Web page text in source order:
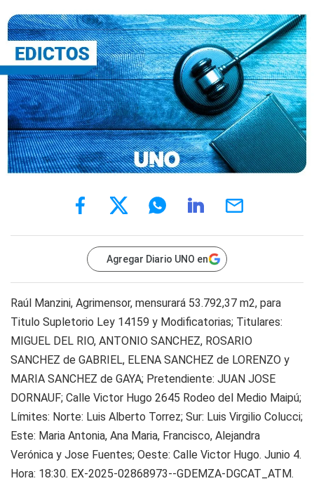
Agregar Diario UNO en
Raúl Manzini, Agrimensor, mensurará 53.792,37 m2, para
Titulo Supletorio Ley 14159 y Modificatorias; Titulares:
MIGUEL DEL RIO, ANTONIO SANCHEZ, ROSARIO
SANCHEZ de GABRIEL, ELENA SANCHEZ de LORENZO y
MARIA SANCHEZ de GAYA; Pretendiente: JUAN JOSE
DORNAUF; Calle Victor Hugo 2645 Rodeo del Medio Maipú;
Límites: Norte: Luis Alberto Torrez; Sur: Luis Virgilio Colucci;
Este: Maria Antonia, Ana Maria, Francisco, Alejandra
Verónica y Jose Fuentes; Oeste: Calle Victor Hugo. Junio 4.
Hora: 18:30. EX-2025-02868973--GDEMZA-DGCAT_ATM.